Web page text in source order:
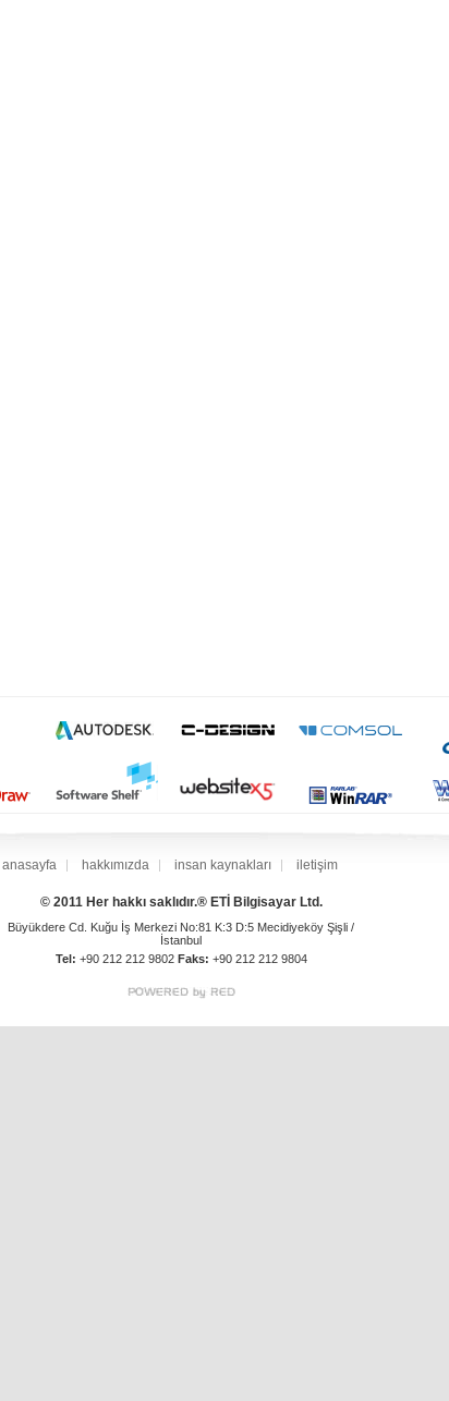
anasayfa hakkımızda insan kaynakları iletişim
© 2011 Her hakkı saklıdır.® ETİ Bilgisayar Ltd.
Büyükdere Cd. Kuğu İş Merkezi No:81 K:3 D:5 Mecidiyeköy Şişli /
İstanbul
Tel: +90 212 212 9802 Faks: +90 212 212 9804